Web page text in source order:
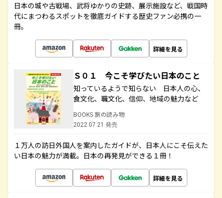
日本の城や古戦場、武将ゆかりの史跡、展示施設など、戦国時
代にまつわるスポットを徹底ガイドする歴史ファン必携の一
冊。
詳細を見る
Ｓ０１ 今こそ学びたい日本のこと
知っているようで知らない 日本人の心、
食文化、職文化、信仰、地域の魅力など
BOOKS 旅の読み物
2022.07.21 発売
１万人の訪日外国人を案内したガイドが、日本人にこそ伝えた
い日本の魅力が満載。日本の再発見ができる１冊！
詳細を見る